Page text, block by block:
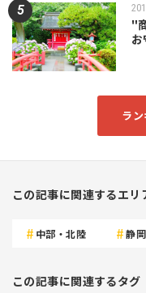
"
ラ
この記事に関連するエリ
中部・北陸 静岡
この記事に関連するタグ